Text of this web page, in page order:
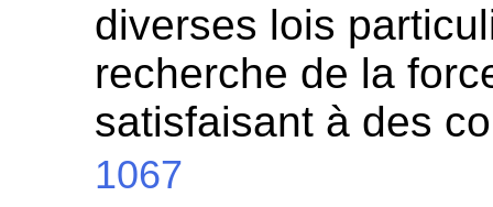
diverses lois
recherche de la
satisfaisant à des
1067